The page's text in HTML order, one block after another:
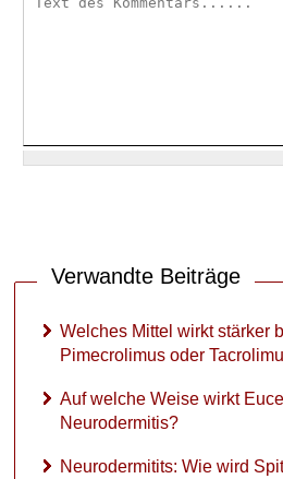
Verwandte Beiträge
Welches Mittel wirkt stärker
Pimecrolimus oder
Auf welche Weise wirkt
Neurodermitis?
Neurodermitits: Wie wird
o
?
e
h
e
e
i
e